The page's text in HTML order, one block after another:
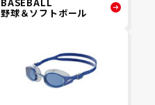
野球＆ソフトボール